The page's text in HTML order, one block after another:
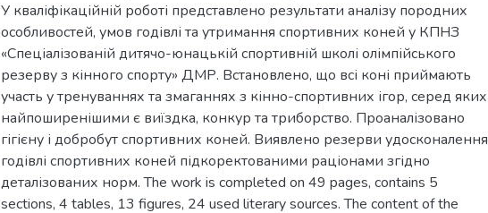
У кваліфікаційній роботі представлено результати аналізу породних
особливостей, умов годівлі та утримання спортивних коней у КПНЗ
«Спеціалізованій дитячо-юнацькій спортивній школі олімпійського
резерву з кінного спорту» ДМР. Встановлено, що всі коні приймають
участь у тренуваннях та змаганнях з кінно-спортивних ігор, серед яких
найпоширенішими є виїздка, конкур та триборство. Проаналізовано
гігієну і добробут спортивних коней. Виявлено резерви удосконалення
годівлі спортивних коней підкоректованими раціонами згідно
деталізованих норм. The work is completed on 49 pages, contains 5
sections, 4 tables, 13 figures, 24 used literary sources. The content of the